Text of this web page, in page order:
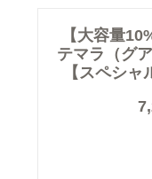
【大容量
テマラ（グ
【スペシャ